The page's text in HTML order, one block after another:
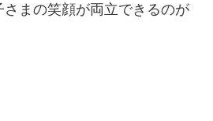
まの笑顔が両立できるのが